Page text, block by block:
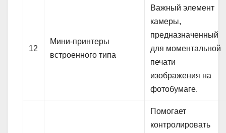
12
Мини-принтеры
встроенного типа
Важный элемент
камеры,
предназначенный
для моментальной
печати
изображения на
фотобумаге.
Помогает
контролировать